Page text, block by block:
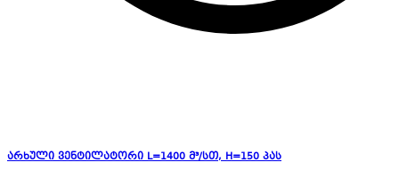
არხული ვენტილატორი L=1400 მ³/სთ, H=150 პას